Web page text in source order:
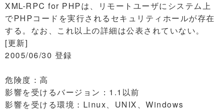
XML-RPC for PHPは、リモートユーザにシステム上
でPHPコードを実行されるセキュリティホールが存在
する。なお、これ以上の詳細は公表されていない。
[更新]
2005/06/30 登録
危険度：高
影響を受けるバージョン：1.1以前
影響を受ける環境：Linux、UNIX、Windows